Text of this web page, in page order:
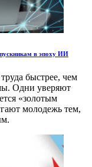
в эпоху ИИ
быстрее, чем
Одни уверяют
«золотым
молодежь тем,